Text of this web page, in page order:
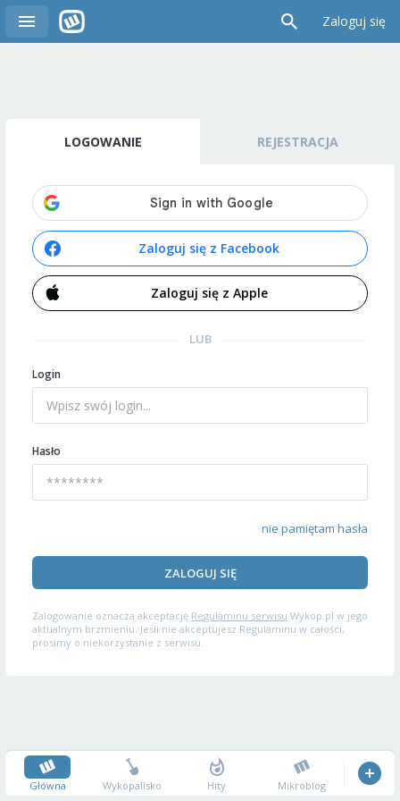
Zaloguj się
LOGOWANIE REJESTRACJA
Zaloguj się z Facebook
Zaloguj się z Apple
LUB
Login
Hasło
nie pamiętam hasła
ZALOGUJ SIĘ
Zalogowanie oznacza akceptację Regulaminu serwisu Wykop.pl w jego
aktualnym brzmieniu. Jeśli nie akceptujesz Regulaminu w całości,
prosimy o niekorzystanie z serwisu.
Główna Wykopalisko Hity Mikroblog